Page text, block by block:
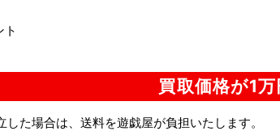
ト
買取価格が1
た場合は、送料を遊戯屋が負担いたします。